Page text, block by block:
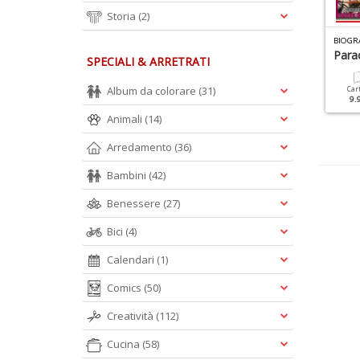
Fotografico
Digitale
5.90 €
La Guerra Al Tempo Dei
Romani
Cartacea Digitale
4.90 €
Storia (2)
SPECIALI & ARRETRATI
Album da colorare (31)
Animali (14)
Arredamento (36)
Bambini (42)
Benessere (27)
Bici (4)
Calendari (1)
Comics (50)
Creatività (112)
Cucina (58)